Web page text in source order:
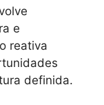
e
reativa
definida.